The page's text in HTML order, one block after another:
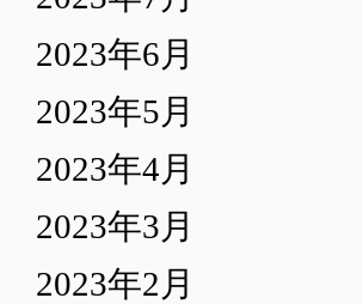
2023年6月
2023年5月
2023年4月
2023年3月
2023年2月